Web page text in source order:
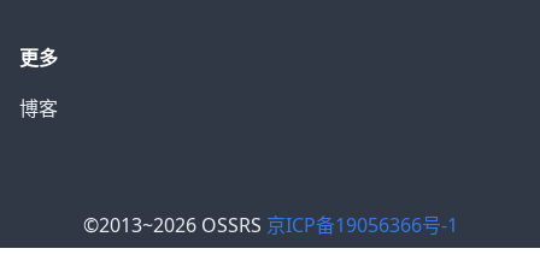
更多
博客
©2013~2026 OSSRS 京ICP备19056366号-1